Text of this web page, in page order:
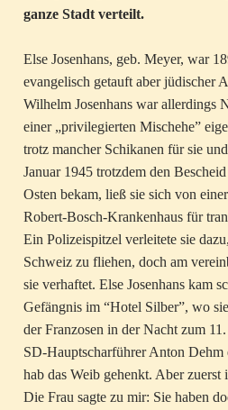
ganze Stadt verteilt.
Else Josenhans, geb. Meyer, war
evangelisch getauft aber jüdischer
Wilhelm Josenhans war allerdings
einer „privilegierten Mischehe”
trotz mancher Schikanen für sie
Januar 1945 trotzdem den
Osten bekam, ließ sie sich von
Robert-Bosch-Krankenhaus für
Ein Polizeispitzel verleitete sie
Schweiz zu fliehen, doch am
sie verhaftet. Else Josenhans kam
Gefängnis im “Hotel Silber”, wo
der Franzosen in der Nacht zum
SD-Hauptscharführer Anton Dehm
hab das Weib gehenkt. Aber zuerst
Die Frau sagte zu mir: Sie haben